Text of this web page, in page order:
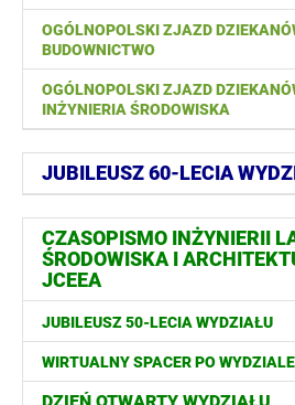
OGÓLNOPOLSKI ZJAZD
BUDOWNICTWO
OGÓLNOPOLSKI ZJAZD
INŻYNIERIA ŚRODOWISKA
JUBILEUSZ 60-LECIA
CZASOPISMO INŻYNIERII
ŚRODOWISKA I
JCEEA
JUBILEUSZ 50-LECIA WYDZIAŁU
WIRTUALNY SPACER PO WYDZIALE